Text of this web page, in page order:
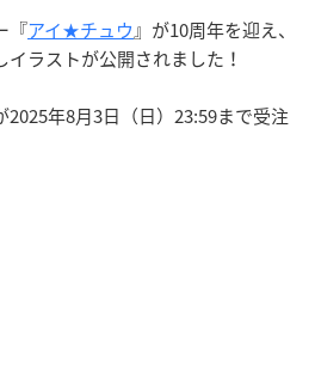
『アイ★チュウ』が10周年を迎え、
ラストが公開されました！
年8月3日（日）23:59まで受注